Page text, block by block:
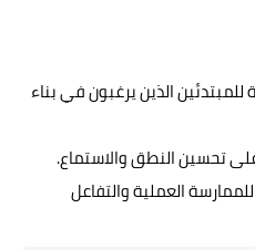
للمبتدئين الذين يرغبون في بناء
تحسين النطق والاستماع.
العملية والتفاعل